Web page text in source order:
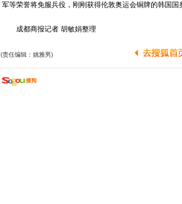
军等荣誉将免服兵役，刚刚获得伦敦奥运会铜牌的韩国国
成都商报记者 胡敏娟整理
(责任编辑：姚雅男)